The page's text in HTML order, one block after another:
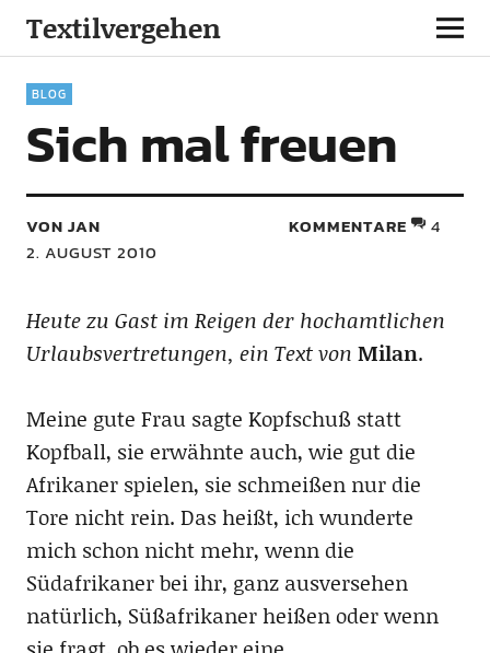
Textilvergehen
BLOG
Sich mal freuen
VON JAN
2. AUGUST 2010
KOMMENTARE 4
Heute zu Gast im Reigen der hochamtlichen
Urlaubsvertretungen, ein Text von Milan.
Meine gute Frau sagte Kopfschuß statt
Kopfball, sie erwähnte auch, wie gut die
Afrikaner spielen, sie schmeißen nur die
Tore nicht rein. Das heißt, ich wunderte
mich schon nicht mehr, wenn die
Südafrikaner bei ihr, ganz ausversehen
natürlich, Süßafrikaner heißen oder wenn